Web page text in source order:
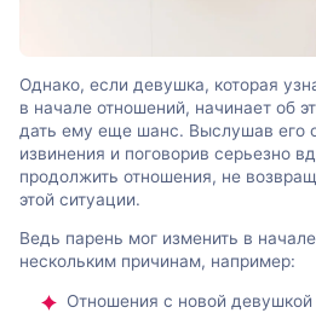
Однако, если девушка, которая
в начале отношений, начинает об
дать ему еще шанс. Выслушав его
извинения и поговорив серьезно
продолжить отношения, не
этой ситуации.
Ведь парень мог изменить в
нескольким причинам, например:
Отношения с новой